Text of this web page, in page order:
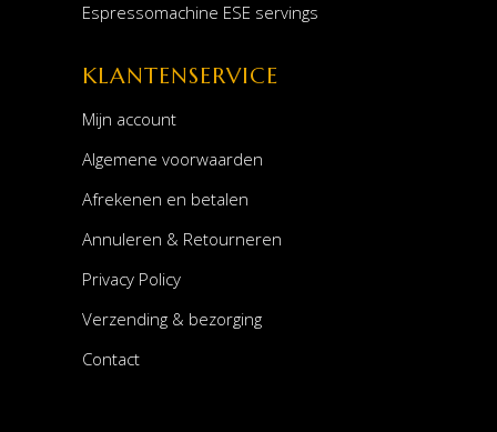
Espressomachine ESE servings
KLANTENSERVICE
Mijn account
Algemene voorwaarden
Afrekenen en betalen
Annuleren & Retourneren
Privacy Policy
Verzending & bezorging
Contact